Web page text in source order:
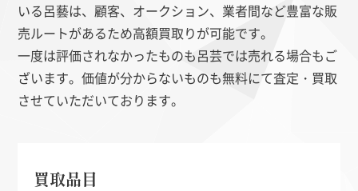
いる呂藝は、顧客、オークション、業者間など豊富な販
売ルートがあるため高額買取りが可能です。
一度は評価されなかったものも呂芸では売れる場合もご
ざいます。価値が分からないものも無料にて査定・買取
させていただいております。
買取品目